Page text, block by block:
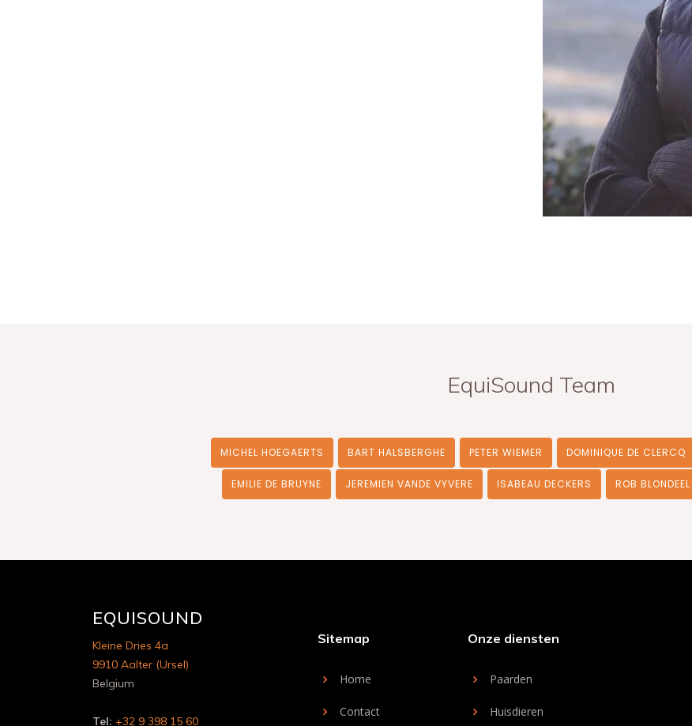
EquiSound Team
MICHEL HOEGAERTS BART HALSBERGHE PETER WIEMER DOMINIQUE DE CLERCQ
EMILIE DE BRUYNE JEREMIEN VANDE VYVERE ISABEAU DECKERS ROB BLONDEEL
EQUISOUND
Kleine Dries 4a
9910 Aalter (Ursel)
Belgium
Tel: +32 9 398 15 60
Sitemap
Home
Contact
Onze diensten
Paarden
Huisdieren